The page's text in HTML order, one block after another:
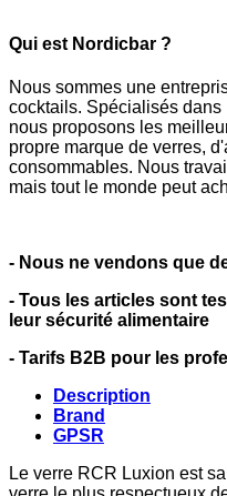
Qui est Nordicbar ?
Nous sommes une
cocktails. Spécialisés dans
nous proposons les
propre marque de verres,
consommables. Nous
mais tout le monde peut
- Nous ne vendons que
- Tous les articles sont
leur sécurité alimentaire
- Tarifs B2B pour les
Description
Brand
GPSR
Le verre RCR Luxion est